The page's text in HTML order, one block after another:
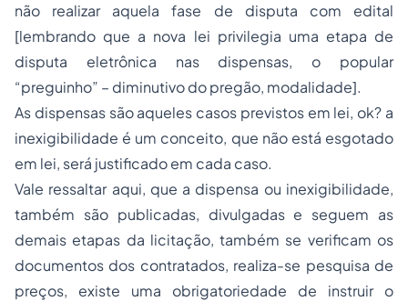
não realizar aquela fase de disputa com edital
[lembrando que a nova lei privilegia uma etapa de
disputa eletrônica nas dispensas, o popular
“preguinho” – diminutivo do pregão, modalidade].
As dispensas são aqueles casos previstos em lei, ok? a
inexigibilidade é um conceito, que não está esgotado
em lei, será justificado em cada caso.
Vale ressaltar aqui, que a dispensa ou inexigibilidade,
também são publicadas, divulgadas e seguem as
demais etapas da licitação, também se verificam os
documentos dos contratados, realiza-se pesquisa de
preços, existe uma obrigatoriedade de instruir o